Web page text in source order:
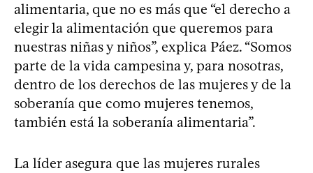
alimentaria, que no es más que “el derecho a
elegir la alimentación que queremos para
nuestras niñas y niños”, explica Páez. “Somos
parte de la vida campesina y, para nosotras,
dentro de los derechos de las mujeres y de la
soberanía que como mujeres tenemos,
también está la soberanía alimentaria”.
La líder asegura que las mujeres rurales